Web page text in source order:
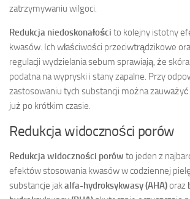
zatrzymywaniu wilgoci.
Redukcja niedoskonałości to kolejny istotny
kwasów. Ich właściwości przeciwtrądzikowe
regulacji wydzielania sebum sprawiają, że
podatna na wypryski i stany zapalne. Przy
zastosowaniu tych substancji można
już po krótkim czasie.
Redukcja widoczności porów
Redukcja widoczności porów to jeden z
efektów stosowania kwasów w codziennej
substancje jakalfa-hydroksykwasy (AHA)oraz